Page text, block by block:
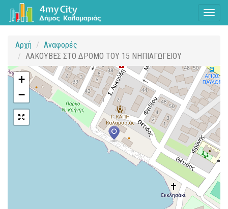
Αρχή
Αναφορές
ΛΑΚΟΥΒΕΣ ΣΤΟ ΔΡΟΜΟ ΤΟΥ 15 ΝΗΠΙΑΓΩΓΕΙΟΥ
+
−